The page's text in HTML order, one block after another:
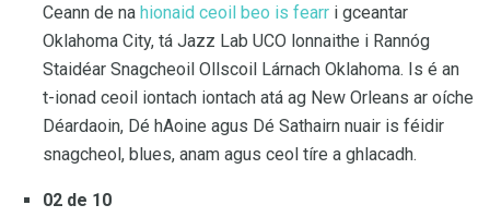
Ceann de na hionaid ceoil beo is fearr i gceantar
Oklahoma City, tá Jazz Lab UCO lonnaithe i Rannóg
Staidéar Snagcheoil Ollscoil Lárnach Oklahoma. Is é an
t-ionad ceoil iontach iontach atá ag New Orleans ar oíche
Déardaoin, Dé hAoine agus Dé Sathairn nuair is féidir
snagcheol, blues, anam agus ceol tíre a ghlacadh.
02 de 10